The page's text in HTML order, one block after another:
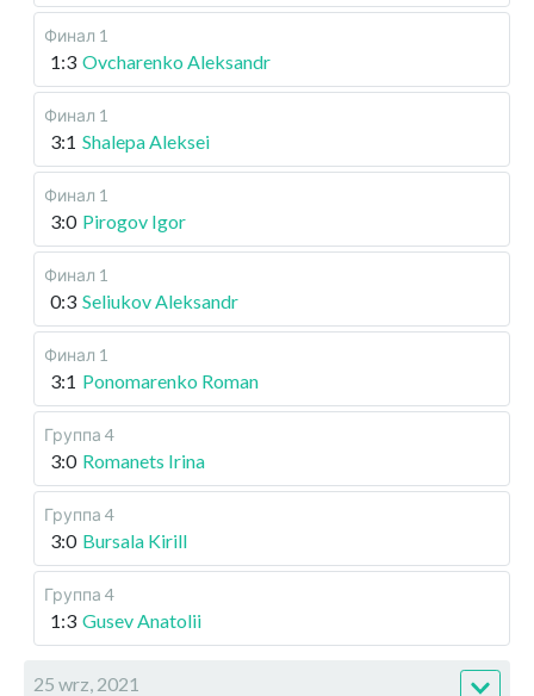
Финал 1
1:3 Ovcharenko Aleksandr
Финал 1
3:1 Shalepa Aleksei
Финал 1
3:0 Pirogov Igor
Финал 1
0:3 Seliukov Aleksandr
Финал 1
3:1 Ponomarenko Roman
Группа 4
3:0 Romanets Irina
Группа 4
3:0 Bursala Kirill
Группа 4
1:3 Gusev Anatolii
25 wrz, 2021